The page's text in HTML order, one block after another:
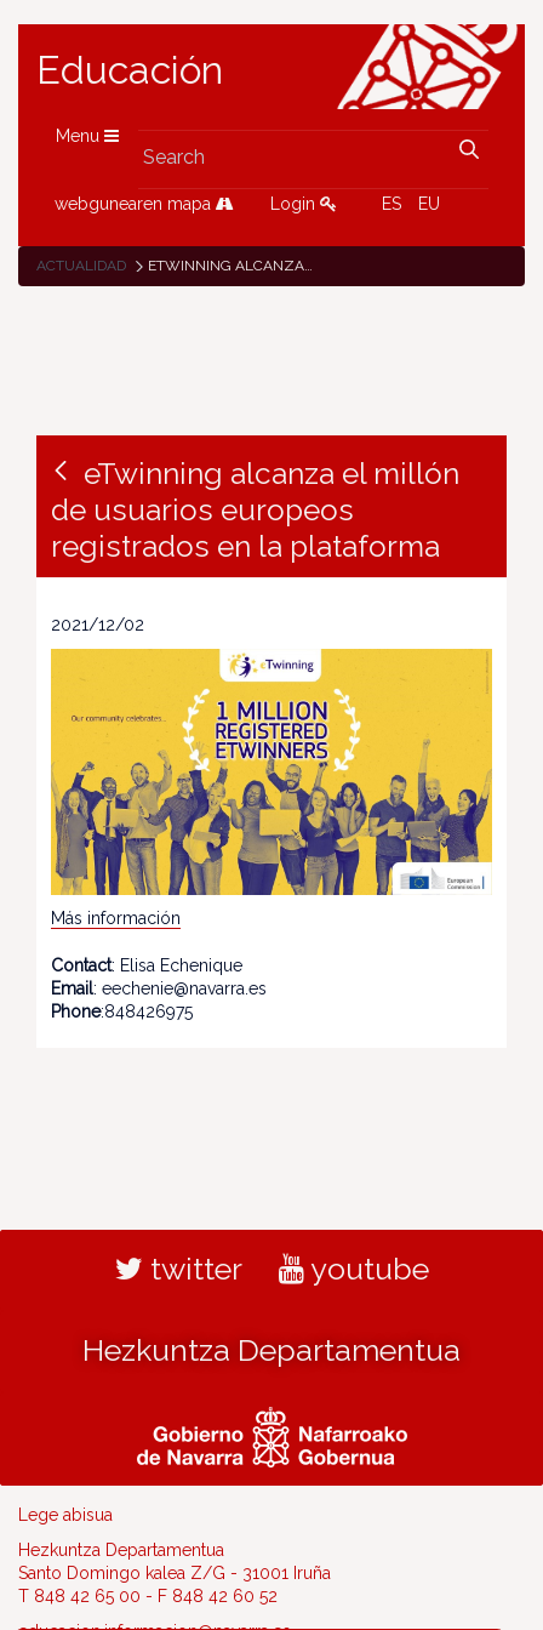
Educación
Menu
webgunearen mapa Login ES EU
ACTUALIDAD ETWINNING ALCANZA EL MILLÓN DE USUARIOS EUROPEOS REGISTRADOS EN LA PLATAFORMA
eTwinning alcanza el millón
de usuarios europeos
registrados en la plataforma
2021/12/02
Más información
Contact: Elisa Echenique
Email: eechenie@navarra.es
Phone:848426975
twitter youtube
Hezkuntza Departamentua
Lege abisua
Hezkuntza Departamentua
Santo Domingo kalea Z/G - 31001 Iruña
T 848 42 65 00 - F 848 42 60 52